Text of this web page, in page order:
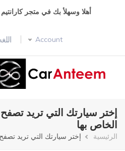
أهلا وسهلأ بك في متجر
Account
إختر سيارتك التي تريد تصفح
الخاص بها
مسار
الرئيسية إختر سيارتك التي تريد